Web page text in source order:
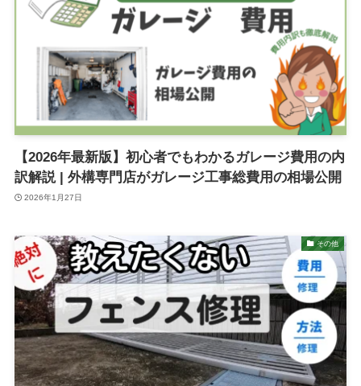
【2026年最新版】初心者でもわかるガレージ費用の内
訳解説 | 外構専門店がガレージ工事総費用の相場公開
2026年1月27日
その他